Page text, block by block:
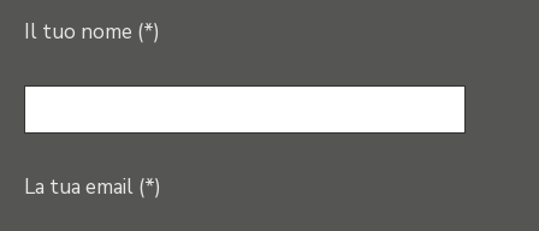
Il tuo nome (*)
La tua email (*)